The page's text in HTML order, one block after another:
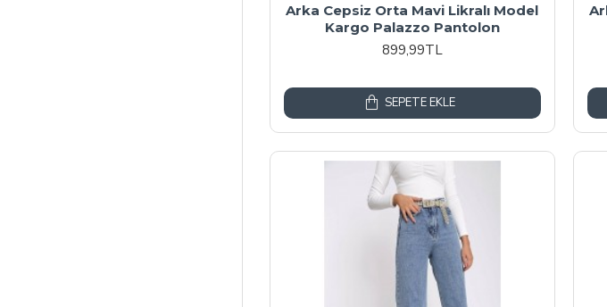
Arka Cepsiz Orta Mavi Likralı Model
Kargo Palazzo Pantolon
899,99TL
SEPETE EKLE